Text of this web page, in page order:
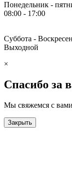
Понедельник -
08:00 - 17:00
Суббота -
Выходной
×
Спасибо за
Мы свяжемся с
Закрыть